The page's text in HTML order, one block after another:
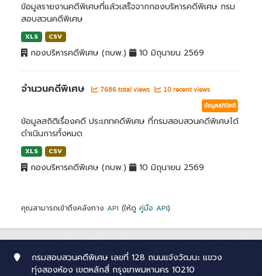
ข้อมูลรายงานคดีพิเศษที่แล้วเสร็จจากกองบริหารคดีพิเศษ กรม
สอบสวนคดีพิเศษ
XLS CSV
กองบริหารคดีพิเศษ (กบพ.) 10 มิถุนายน 2569
จำนวนคดีพิเศษ 7686 total views 10 recent views
ข้อมูลสถิติคดี
ข้อมูลสถิติเรื่องคดี ประเภทคดีพิเศษ ที่กรมสอบสวนคดีพิเศษได้
ดำเนินการทั้งหมด
XLS CSV
กองบริหารคดีพิเศษ (กบพ.) 10 มิถุนายน 2569
คุณสามารถเข้าถึงคลังทาง API (ให้ดู คู่มือ API).
กรมสอบสวนคดีพิเศษ เลขที่ 128 ถนนแจ้งวัฒนะ แขวง
ทุ่งสองห้อง เขตหลักสี่ กรุงเทพมหานคร 10210